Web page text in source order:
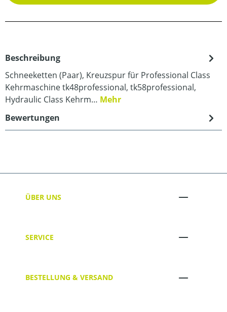
Beschreibung
Schneeketten (Paar), Kreuzspur für Professional Class
Kehrmaschine tk48professional, tk58professional,
Hydraulic Class Kehrm… Mehr
Bewertungen
ÜBER UNS
SERVICE
BESTELLUNG & VERSAND